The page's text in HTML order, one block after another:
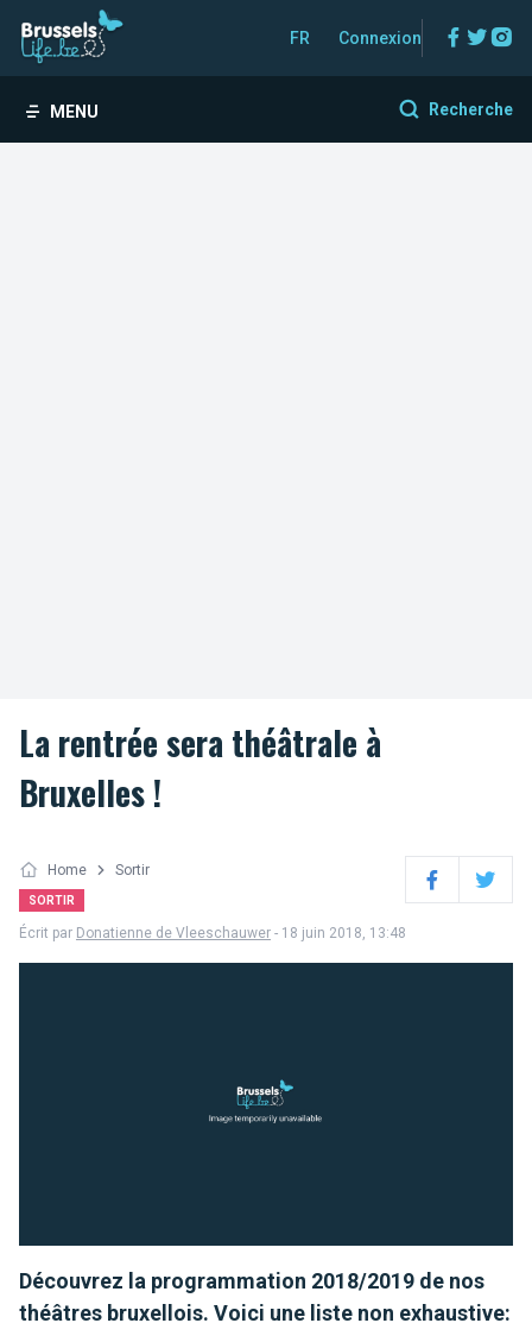
FR Connexion
MENU Recherche
La rentrée sera théâtrale à
Bruxelles !
Home Sortir
SORTIR FacebookTwitter
Écrit par Donatienne de Vleeschauwer - 18 juin 2018, 13:48
Découvrez la programmation 2018/2019 de nos
théâtres bruxellois. Voici une liste non exhaustive: